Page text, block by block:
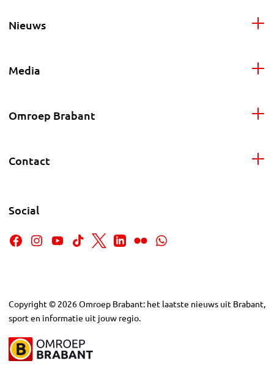
Nieuws
Media
Omroep Brabant
Contact
Social
Copyright © 2026Omroep Brabant: het laatste nieuws uit Brabant,
sport en informatie uit jouw regio.